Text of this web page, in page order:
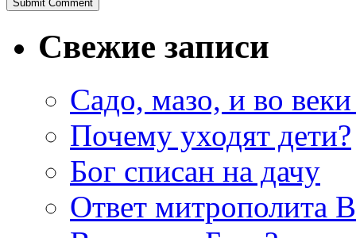
Свежие записи
Садо, мазо, и во веки
Почему уходят дети?
Бог списан на дачу
Ответ митрополита